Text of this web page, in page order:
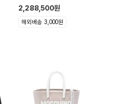
231
2,288,500원
해외배송 3,000원